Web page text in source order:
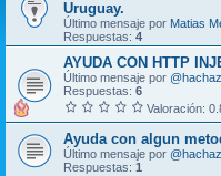
Uruguay.
Último mensaje por Matias
Respuestas: 4
AYUDA CON HTTP
Último mensaje por
Respuestas: 6
Valoración:
Ayuda con algun
Último mensaje por
Respuestas: 1